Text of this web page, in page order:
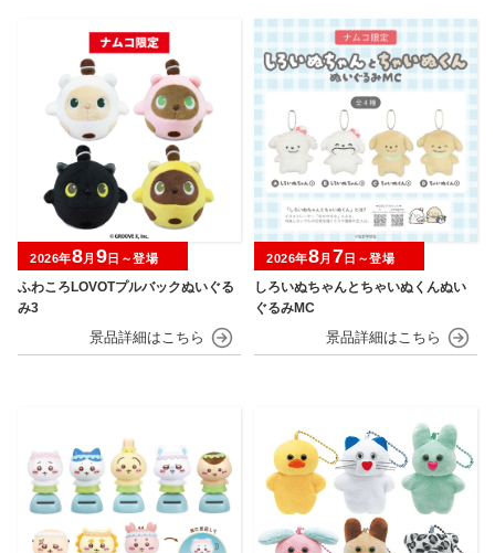
ふわころLOVOTプルバックぬいぐる
み3
2026年8月 9日～登場
しろいぬちゃんとちゃいぬくんぬい
ぐるみMC
2026年8月 7日～登場